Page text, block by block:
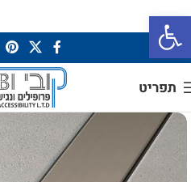
פתח סרגל נגישות
תפריט